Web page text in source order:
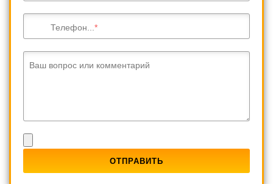
Телефон...
Ваш вопрос или комментарий